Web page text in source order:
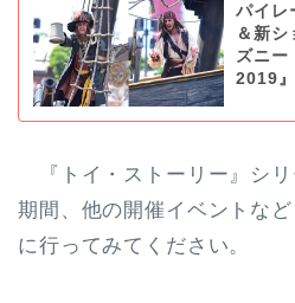
パイレ
＆新
ズニー
2019
『トイ・ストーリー』シ
期間、他の開催イベントな
に行ってみてください。